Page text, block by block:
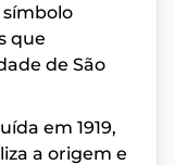
símbolo
que
de São
em 1919,
a origem e